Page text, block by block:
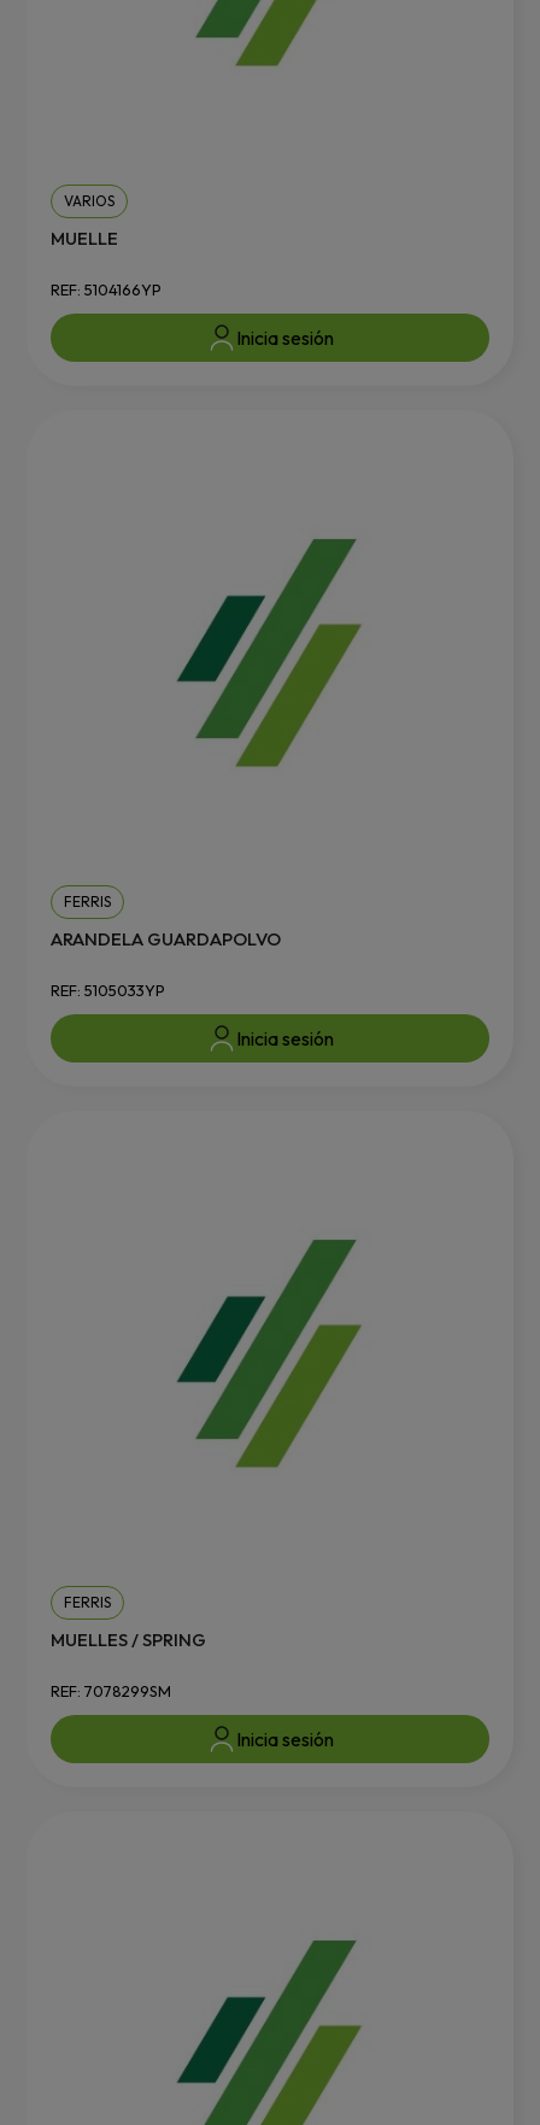
VARIOS
MUELLE
REF: 5104166YP
Inicia sesión
FERRIS
ARANDELA GUARDAPOLVO
REF: 5105033YP
Inicia sesión
FERRIS
MUELLES / SPRING
REF: 7078299SM
Inicia sesión